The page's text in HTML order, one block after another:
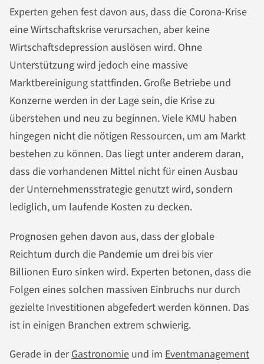
Experten gehen fest davon aus, dass die Corona-Krise
eine Wirtschaftskrise verursachen, aber keine
Wirtschaftsdepression auslösen wird. Ohne
Unterstützung wird jedoch eine massive
Marktbereinigung stattfinden. Große Betriebe und
Konzerne werden in der Lage sein, die Krise zu
überstehen und neu zu beginnen. Viele KMU haben
hingegen nicht die nötigen Ressourcen, um am Markt
bestehen zu können. Das liegt unter anderem daran,
dass die vorhandenen Mittel nicht für einen Ausbau
der Unternehmensstrategie genutzt wird, sondern
lediglich, um laufende Kosten zu decken.
Prognosen gehen davon aus, dass der globale
Reichtum durch die Pandemie um drei bis vier
Billionen Euro sinken wird. Experten betonen, dass die
Folgen eines solchen massiven Einbruchs nur durch
gezielte Investitionen abgefedert werden können. Das
ist in einigen Branchen extrem schwierig.
Gerade in derGastronomie und im Eventmanagement